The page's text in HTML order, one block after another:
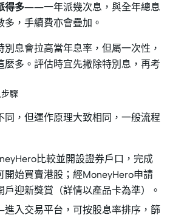
得多——一年派幾次息，與全年總息
，手續費亦會疊加。
息會拉高當年息率，但屬一次性，
麼多。評估時宜先撇除特別息，再考
驟
同，但運作原理大致相同，一般流程
比較並開設證券戶口，完成
開始買賣港股；經MoneyHero申請
戶迎新獎賞（詳情以產品卡為準）。
入交易平台，可按股息率排序，篩